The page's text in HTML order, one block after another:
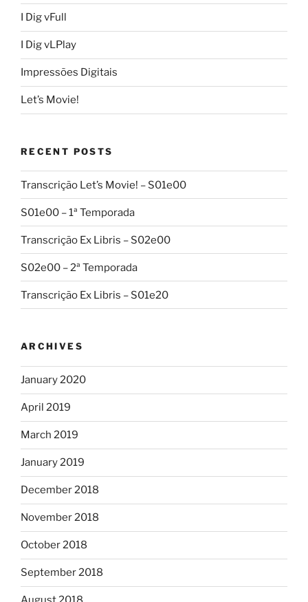
I Dig vFull
I Dig vLPlay
Impressões Digitais
Let’s Movie!
RECENT POSTS
Transcrição Let’s Movie! – S01e00
S01e00 – 1ª Temporada
Transcrição Ex Libris – S02e00
S02e00 – 2ª Temporada
Transcrição Ex Libris – S01e20
ARCHIVES
January 2020
April 2019
March 2019
January 2019
December 2018
November 2018
October 2018
September 2018